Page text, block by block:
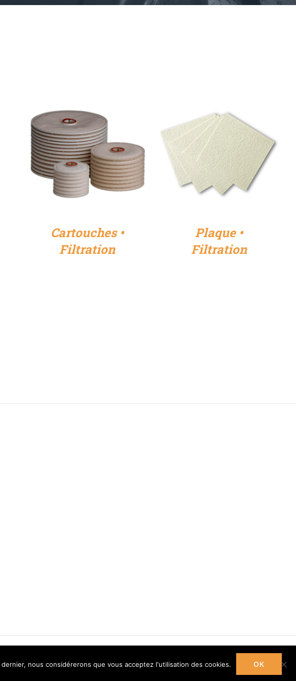
DÉTAILS
Cartouches •
Filtration
DÉTAILS
Plaque •
Filtration
nous considérerons que vous acceptez l'utilisation des cookies. OK